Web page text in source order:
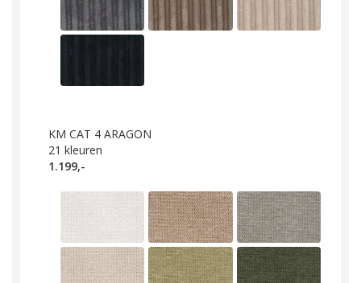
KM CAT 4 ARAGON
21 kleuren
1.199,-